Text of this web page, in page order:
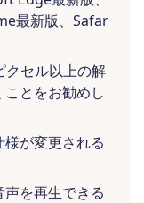
最新版、Safar
クセル以上の解
とをお勧めし
が変更される
を再生できる